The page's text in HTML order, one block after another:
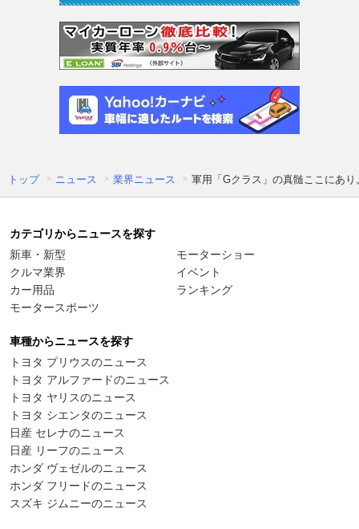
トップ ニュース 業界ニュース 軍用「Gクラス」の真髄ここにあ
カテゴリからニュースを探す
新車・新型
クルマ業界
カー用品
モータースポーツ
モーターショー
イベント
ランキング
車種からニュースを探す
トヨタ プリウスのニュース
トヨタ アルファードのニュース
トヨタ ヤリスのニュース
トヨタ シエンタのニュース
日産 セレナのニュース
日産 リーフのニュース
ホンダ ヴェゼルのニュース
ホンダ フリードのニュース
スズキ ジムニーのニュース